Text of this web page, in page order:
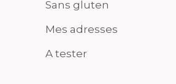
Sans gluten
Mes adresses
A tester